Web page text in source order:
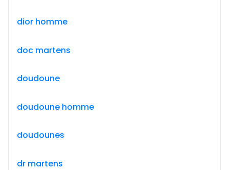
dior homme
doc martens
doudoune
doudoune homme
doudounes
dr martens